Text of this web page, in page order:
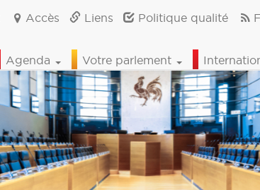
Accès Liens Politique qualité
Agenda Votre parlement